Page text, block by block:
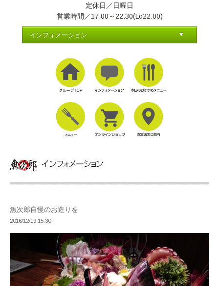
定休日／日曜日
営業時間／17:00～22:30(Lo22:00)
魚次郎自慢のお造りを
2016/12/19 15:30